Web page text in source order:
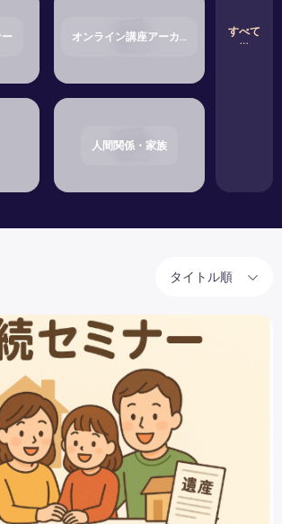
オンライン講座アーカイブ・ショップ
人間関係・家族
すべて
タイトル順
い相続を伝えるファイナンシャルプラン